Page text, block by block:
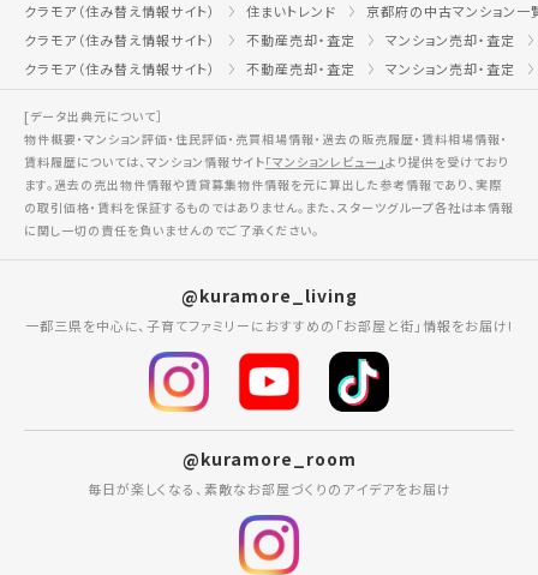
クラモア（住み替え情報サイト）
住まいトレンド
京都府の中古マンション一
クラモア（住み替え情報サイト）
不動産売却・査定
マンション売却・査定
クラモア（住み替え情報サイト）
不動産売却・査定 マンション売却・査定
[データ出典元について］
物件概要・マンション評価・住民評価・売買相場情報・過去の販売履歴・賃料相場情報・
賃料履歴については、マンション情報サイト「マンションレビュー」より提供を受けており
ます。過去の売出物件情報や賃貸募集物件情報を元に算出した参考情報であり、実際
の取引価格・賃料を保証するものではありません。また、スターツグループ各社は本情報
に関し一切の責任を負いませんのでご了承ください。
@kuramore_living
一都三県を中心に、子育てファミリーにおすすめの「お部屋と街」情報をお届け!
@kuramore_room
毎日が楽しくなる、素敵なお部屋づくりのアイデアをお届け